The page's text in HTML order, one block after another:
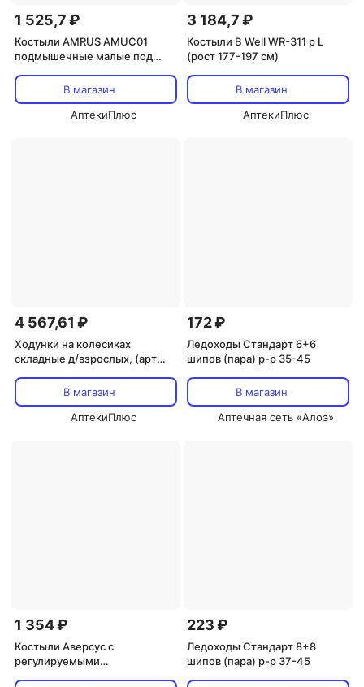
1 525,7 ₽
Костыли AMRUS AMUC01
подмышечные малые под
В магазин
АптекиПлюс
3 184,7 ₽
Костыли B Well WR-311 р L
(рост 177-197 см)
В магазин
АптекиПлюс
4 567,61 ₽
Ходунки на колесиках
складные д/взрослых, (арт
В магазин
АптекиПлюс
172 ₽
Ледоходы Стандарт 6+6
шипов (пара) р-р 35-45
В магазин
Аптечная сеть «Алоэ»
1 354 ₽
Костыли Аверсус с
регулируемыми
223 ₽
Ледоходы Стандарт 8+8
шипов (пара) р-р 37-45